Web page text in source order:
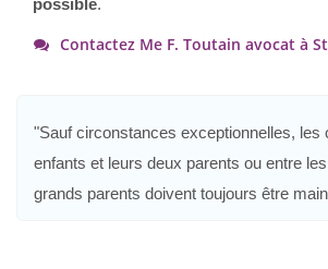
possible.
Contactez Me F. Toutain avocat à
"Sauf circonstances exceptionnelles, les
enfants et leurs deux parents ou entre
grands parents doivent toujours être